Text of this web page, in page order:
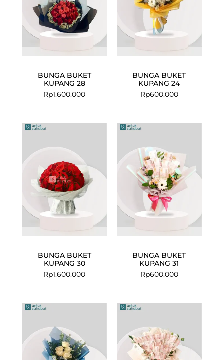
BUNGA BUKET
KUPANG 28
Rp1.600.000
BUNGA BUKET
KUPANG 24
Rp600.000
BUNGA BUKET
KUPANG 30
Rp1.600.000
BUNGA BUKET
KUPANG 31
Rp600.000